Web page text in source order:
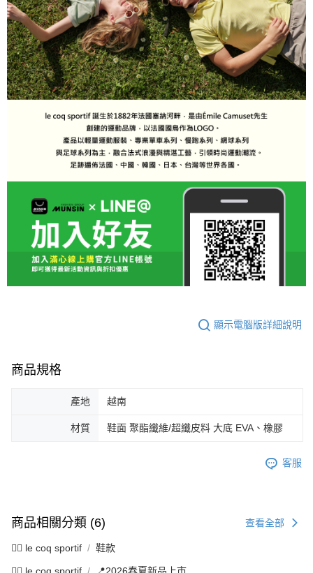
顯示電腦版詳細說明
商品規格
產地 越南
材質 鞋面 聚酯纖維/超纖皮料 大底 EVA、橡膠
客服
商品相關分類 (6) 查看全部
🚴‍♂️ le coq sportif 鞋款
🚴‍♂️ le coq sportif 📍2026春夏新品上市